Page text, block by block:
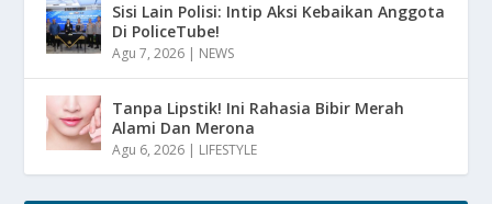
Sisi Lain Polisi: Intip Aksi Kebaikan Anggota
Di PoliceTube!
Agu 7, 2026 | NEWS
Tanpa Lipstik! Ini Rahasia Bibir Merah
Alami Dan Merona
Agu 6, 2026 | LIFESTYLE